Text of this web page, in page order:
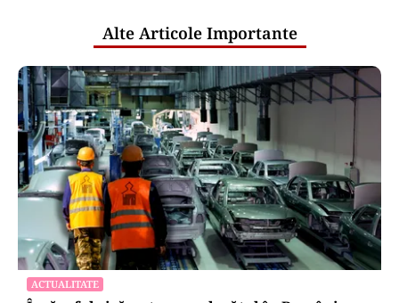
Alte Articole Importante
ACTUALITATE